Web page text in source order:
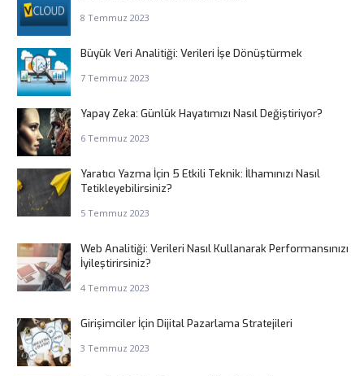
8 Temmuz 2023
Büyük Veri Analitiği: Verileri İşe Dönüştürmek
7 Temmuz 2023
Yapay Zeka: Günlük Hayatımızı Nasıl Değiştiriyor?
6 Temmuz 2023
Yaratıcı Yazma İçin 5 Etkili Teknik: İlhamınızı Nasıl
Tetikleyebilirsiniz?
5 Temmuz 2023
Web Analitiği: Verileri Nasıl Kullanarak Performansınızı
İyileştirirsiniz?
4 Temmuz 2023
Girişimciler İçin Dijital Pazarlama Stratejileri
3 Temmuz 2023